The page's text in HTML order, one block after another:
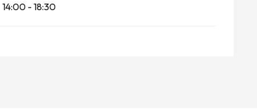
14:00 - 18:30